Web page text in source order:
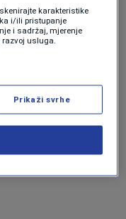
BiH u 2024.godini
zaposliti ili
i
radnici: Šta će
karakteristike
i/ili pristupanje
i sadržaj, mjerenje
usluga.
Prikaži svrhe